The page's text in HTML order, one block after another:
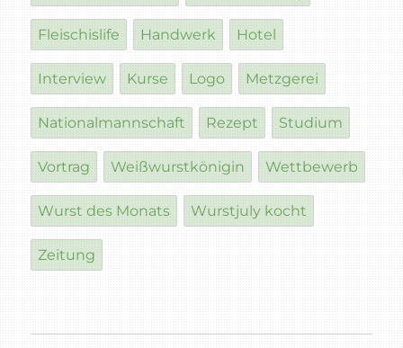
Fleischislife Handwerk Hotel
Interview Kurse Logo Metzgerei
Nationalmannschaft Rezept Studium
Vortrag Weißwurstkönigin Wettbewerb
Wurst des Monats Wurstjuly kocht
Zeitung